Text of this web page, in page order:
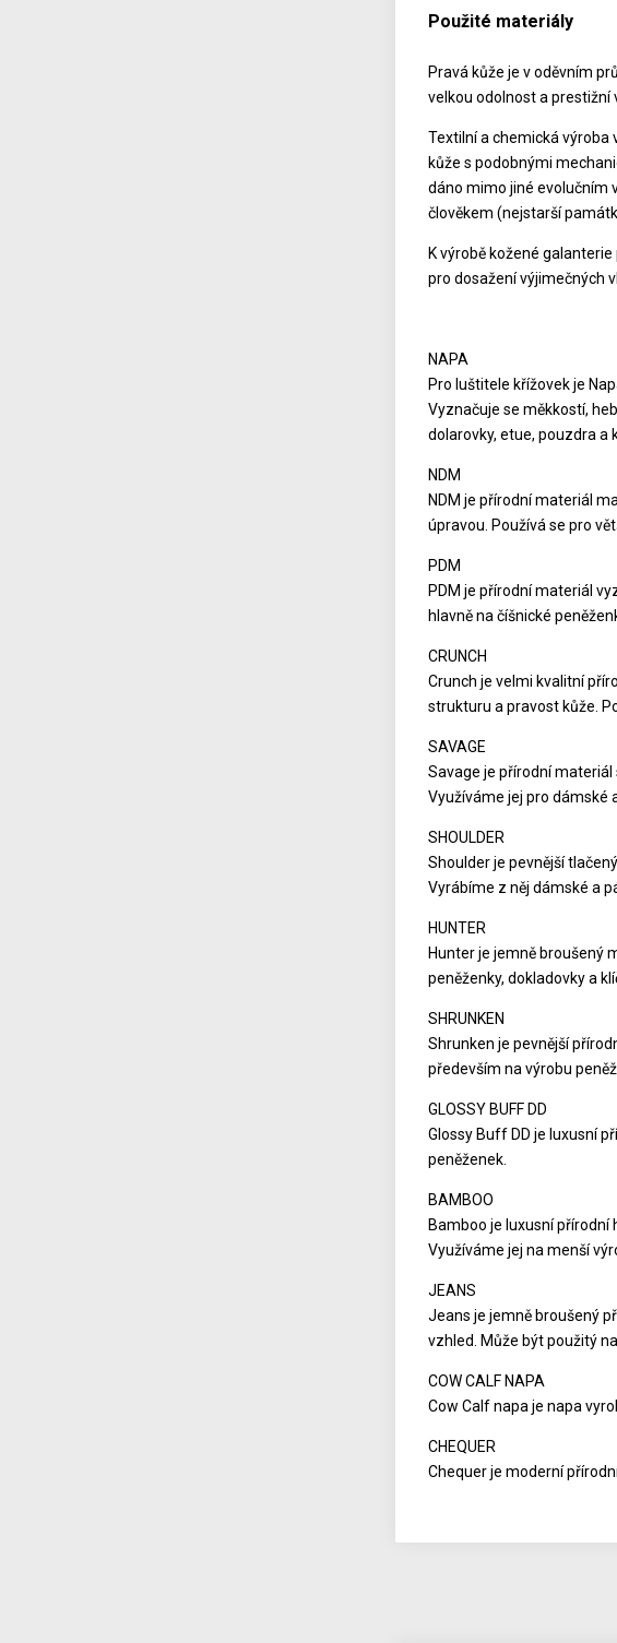
Použité materiály
Pravá kůže je v oděvním
velkou odolnost a prestižní
Textilní a chemická výroba
kůže s podobnými
dáno mimo jiné evolučním
člověkem (nejstarší
K výrobě kožené
pro dosažení výjimečných
NAPA
Pro luštitele křížovek je
Vyznačuje se měkkostí,
dolarovky, etue, pouzdra a
NDM
NDM je přírodní materiál
úpravou. Používá se pro
PDM
PDM je přírodní materiál
hlavně na číšnické
CRUNCH
Crunch je velmi kvalitní
strukturu a pravost kůže.
SAVAGE
Savage je přírodní
Využíváme jej pro dámské
SHOULDER
Shoulder je pevnější
Vyrábíme z něj dámské a
HUNTER
Hunter je jemně broušený
peněženky, dokladovky a
SHRUNKEN
Shrunken je pevnější
především na výrobu
GLOSSY BUFF DD
Glossy Buff DD je luxusní
peněženek.
BAMBOO
Bamboo je luxusní
Využíváme jej na menší
JEANS
Jeans je jemně broušený
vzhled. Může být použitý
COW CALF NAPA
Cow Calf napa je napa
CHEQUER
Chequer je moderní